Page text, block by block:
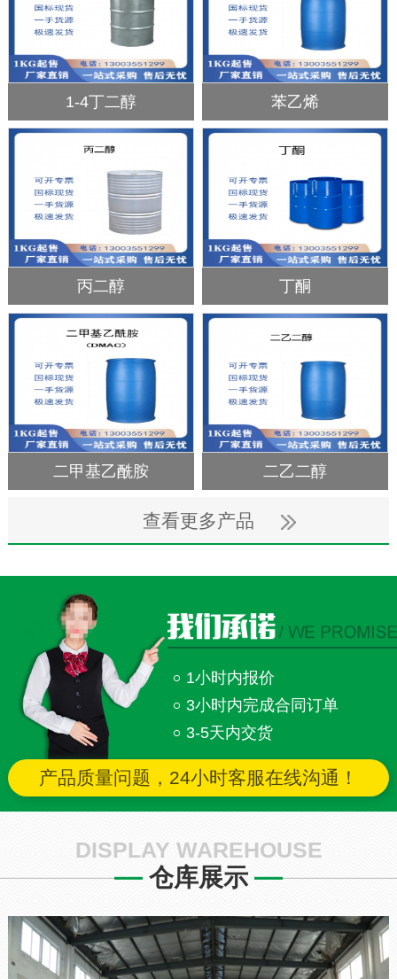
1-4丁二醇 苯乙烯
丙二醇 丁酮
二甲基乙酰胺 二乙二醇
查看更多产品
1小时内报价
3小时内完成合同订单
3-5天内交货
产品质量问题，24小时客服在线沟通！
DISPLAY WAREHOUSE
仓库展示